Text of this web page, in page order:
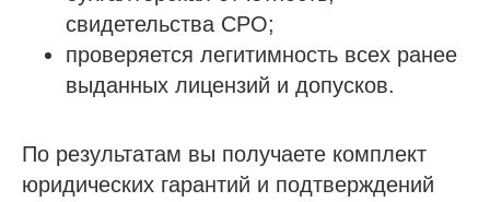
свидетельства СРО;
проверяется легитимность всех ранее
выданных лицензий и допусков.
По результатам вы получаете комплект
юридических гарантий и подтверждений